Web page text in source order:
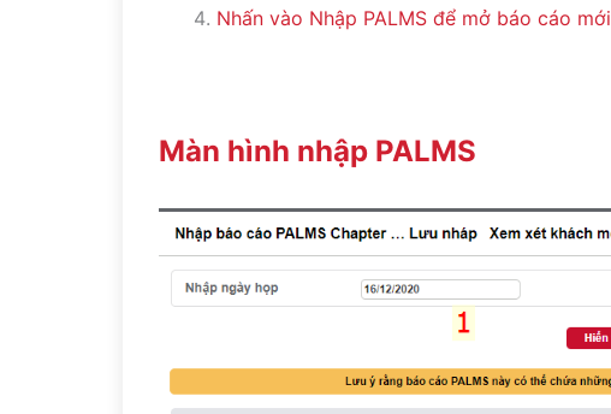
Nhấn vào Nhập PALMS để mở báo cáo mới
Màn hình nhập PALMS